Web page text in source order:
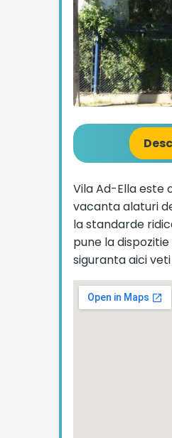
Vila Ad-Ella este
vacanta alaturi
la standarde
pune la
siguranta aici